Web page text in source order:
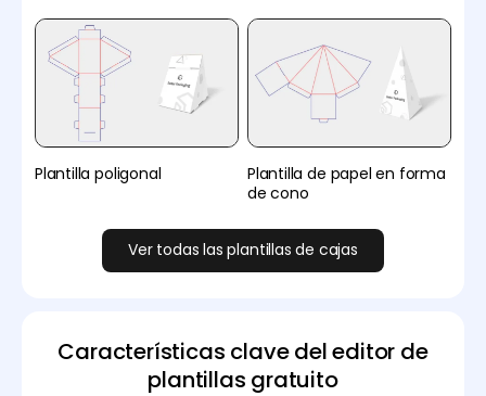
Plantilla poligonal
Plantilla de papel en forma
de cono
Ver todas las plantillas de cajas
Características clave del editor de
plantillas gratuito